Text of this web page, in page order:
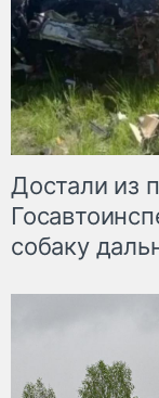
Достали из
собаку